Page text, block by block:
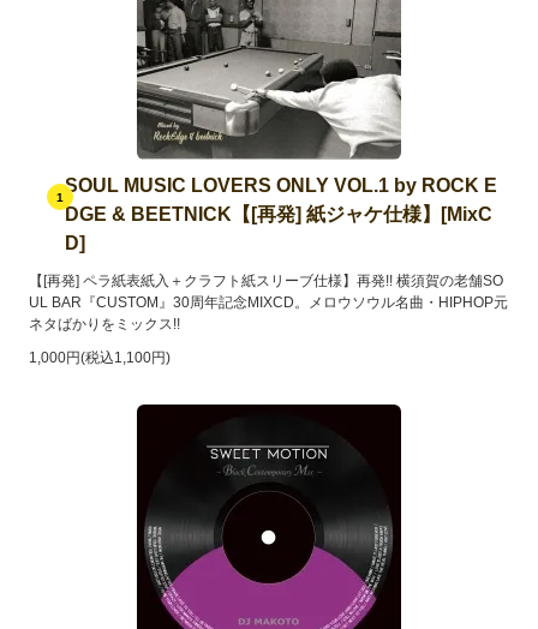
1
SOUL MUSIC LOVERS ONLY VOL.1 by ROCK E
DGE & BEETNICK【[再発] 紙ジャケ仕様】[MixC
D]
【[再発] ペラ紙表紙入＋クラフト紙スリーブ仕様】再発!! 横須賀の老舗SO
UL BAR『CUSTOM』30周年記念MIXCD。メロウソウル名曲・HIPHOP元
ネタばかりをミックス!!
1,000円(税込1,100円)